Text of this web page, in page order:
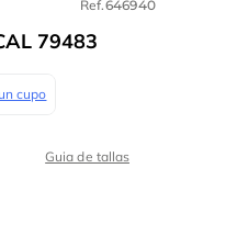
Ref.646940
79483
Guia de tallas